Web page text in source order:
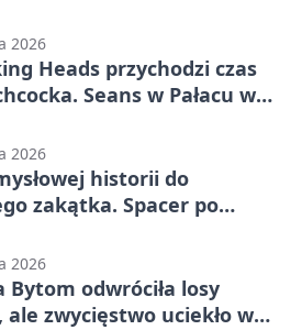
2026
Heads przychodzi czas
Seans w Pałacu w
2026
historii do
zakątka. Spacer po
2026
Bytom odwróciła losy
ale zwycięstwo uciekło w